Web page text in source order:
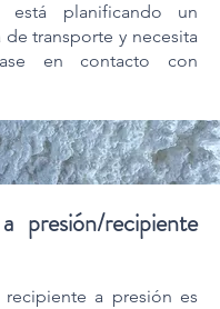
está planificando un
de transporte y necesita
en contacto con
presión/recipiente
recipiente a presión es